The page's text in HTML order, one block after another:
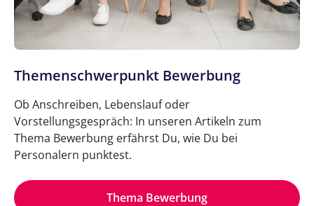
Themenschwerpunkt Bewerbung
Ob Anschreiben, Lebenslauf oder
Vorstellungsgespräch: In unseren Artikeln zum
Thema Bewerbung erfährst Du, wie Du bei
Personalern punktest.
Thema Bewerbung